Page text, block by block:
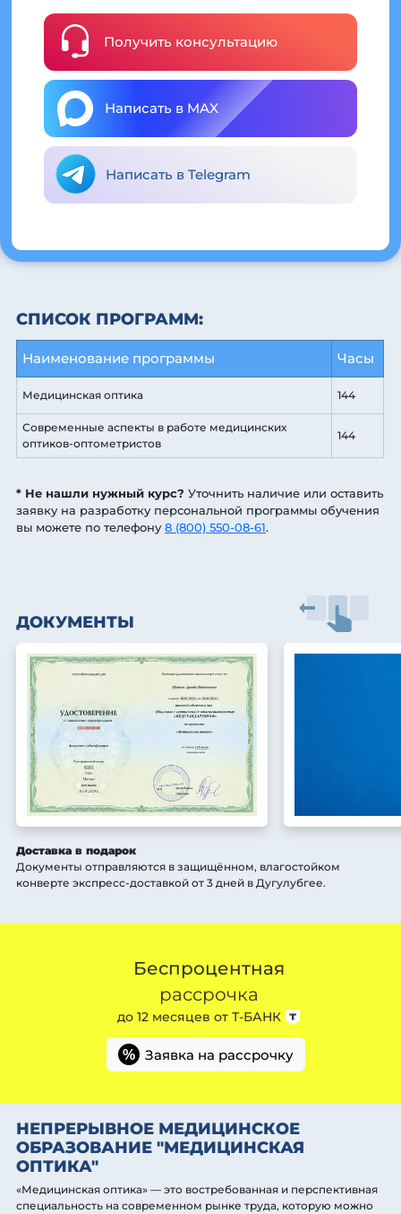
Получить консультацию
Написать в MAX
Написать в Telegram
СПИСОК ПРОГРАММ:
Наименование программы Часы
Медицинская оптика 144
Современные аспекты в работе медицинских
оптиков-оптометристов
144
* Не нашли нужный курс? Уточнить наличие или оставить
заявку на разработку персональной программы обучения
вы можете по телефону8 (800) 550-08-61.
ДОКУМЕНТЫ
Доставка в подарок
Документы отправляются в защищённом, влагостойком
конверте экспресс-доставкой от 3 дней в Дугулубгее.
Беспроцентная
рассрочка
до 12 месяцев от Т-БАНК
% Заявка на рассрочку
НЕПРЕРЫВНОЕ МЕДИЦИНСКОЕ
ОБРАЗОВАНИЕ "МЕДИЦИНСКАЯ
ОПТИКА"
«Медицинская оптика» — это востребованная и перспективная
специальность на современном рынке труда, которую можно